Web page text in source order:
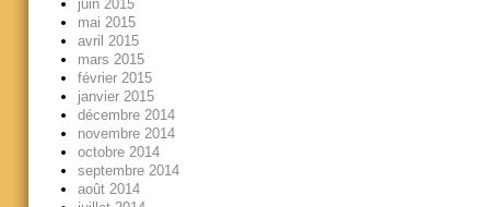
juin 2015
mai 2015
avril 2015
mars 2015
février 2015
janvier 2015
décembre 2014
novembre 2014
octobre 2014
septembre 2014
août 2014